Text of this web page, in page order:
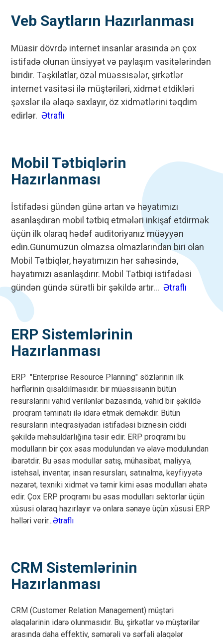
Veb Saytların Hazırlanması
Müasir dövrdə internet insanlar arasında ən çox
istifadə olunan ünsiyyət və paylaşım vasitələrindən
biridir. Təşkilatlar, özəl müəssisələr, şirkətlər
internet vasitəsi ilə müştəriləri, xidmət etdikləri
şəxslər ilə əlaqə saxlayır, öz xidmətlərini təqdim
edirlər.Ətraflı
Mobil Tətbiqlərin
Hazırlanması
İstifadəsi gündən günə artan və həyatımızı
asanlaşdıran mobil tətbiq etmələri inkişaf etdirmək
üçün ilk olaraq hədəf auditoriyanız müəyyən
edin.Günümüzün olmazsa olmazlarından biri olan
Mobil Tətbiqlər, həyatımızın hər sahəsində,
həyatımızı asanlaşdırır. Mobil Tətbiqi istifadəsi
gündən gündə sürətli bir şəkildə artır...Ətraflı
ERP Sistemlərinin
Hazırlanması
ERP "Enterprise Resource Planning" sözlərinin ilk
hərflərinin qısaldılmasıdır. bir müəssisənin bütün
resurslarını vahid verilənlər bazasında, vahid bir şəkildə
proqram təminatı ilə idarə etmək deməkdir. Bütün
resursların inteqrasiyadan istifadəsi biznesin ciddi
şəkildə məhsuldarlığına təsir edir. ERP proqramı bu
modulların bir çox əsas modulundan və əlavə modulundan
ibarətdir. Bu əsas modullar satış, mühasibat, maliyyə,
istehsal, inventar, insan resursları, satınalma, keyfiyyətə
nəzarət, texniki xidmət və təmir kimi əsas modulları əhatə
edir. Çox ERP proqramı bu əsas modulları sektorlar üçün
xüsusi olaraq hazırlayır və onlara sənaye üçün xüsusi ERP
həlləri verir...Ətraflı
CRM Sistemlərinin
Hazırlanması
CRM (Customer Relation Management) müştəri
əlaqələrinin idarə olunmasıdır. Bu, şirkətlər və müştərilər
arasında daha effektiv, səmərəli və sərfəli əlaqələr